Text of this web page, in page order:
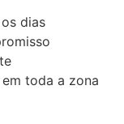
dias
toda a zona